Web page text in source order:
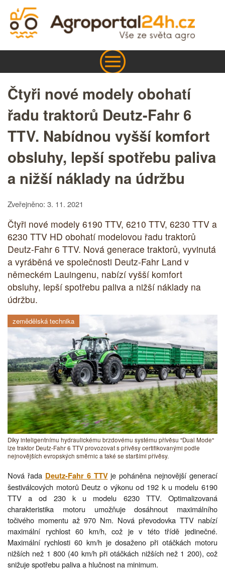
Čtyři nové modely obohatí
řadu traktorů Deutz-Fahr 6
TTV. Nabídnou vyšší komfort
obsluhy, lepší spotřebu paliva
a nižší náklady na údržbu
Zveřejněno: 3. 11. 2021
Čtyři nové modely 6190 TTV, 6210 TTV, 6230 TTV a
6230 TTV HD obohatí modelovou řadu traktorů
Deutz-Fahr 6 TTV. Nová generace traktorů, vyvinutá
a vyráběná ve společnosti Deutz-Fahr Land v
německém Lauingenu, nabízí vyšší komfort
obsluhy, lepší spotřebu paliva a nižší náklady na
údržbu.
zemědělská technika
Díky inteligentnímu hydraulickému brzdovému systému přívěsu "Dual Mode"
lze traktor Deutz-Fahr 6 TTV provozovat s přívěsy certifikovanými podle
nejnovějších evropských směrnic a také se staršími přívěsy.
Nová řada Deutz-Fahr 6 TTVje poháněna nejnovější generací
šestiválcových motorů Deutz o výkonu od 192 k u modelu 6190
TTV a od 230 k u modelu 6230 TTV. Optimalizovaná
charakteristika motoru umožňuje dosáhnout maximálního
točivého momentu až 970 Nm. Nová převodovka TTV nabízí
maximální rychlost 60 km/h, což je v této třídě jedinečné.
Maximální rychlosti 60 km/h je dosaženo při otáčkách motoru
nižších než 1 800 (40 km/h při otáčkách nižších než 1 200), což
snižuje spotřebu paliva a hlučnost na minimum.